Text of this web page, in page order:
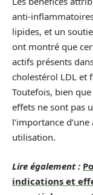
anti-
lipides, et un
ont montré que
actifs présents
cholestérol LDL et
Toutefois, bien
effets ne sont pas
l’importance
utilisation.
Lire également :
indications et